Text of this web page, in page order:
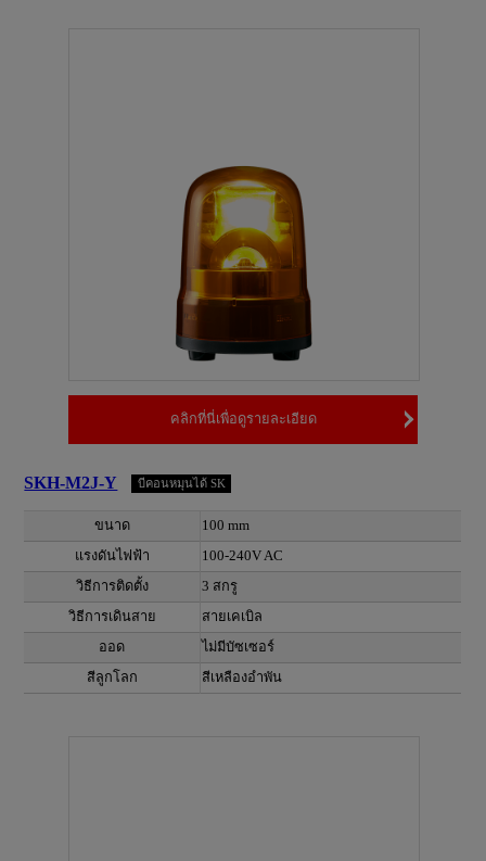
คลิกที่นี่เพื่อดูรายละเอียด
SKH-M2J-Y บีคอนหมุนได้ SK
ขนาด
100 mm
แรงดันไฟฟ้า
100-240V AC
วิธีการติดตั้ง
3 สกรู
วิธีการเดินสาย
สายเคเบิล
ออด
ไม่มีบัซเซอร์
สีลูกโลก
สีเหลืองอำพัน